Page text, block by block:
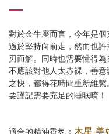
對於金牛座而言，今年是
過於堅持向前走，然而也
刃而解。同時也需要懂得
不應該對他人太赤裸，善
之快，都得花時間重新維
要謹記需要充足的睡眠唷！
適合的精油香氛： 木星-美